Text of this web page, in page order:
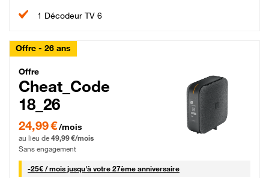
1 Décodeur TV 6
Offre - 26 ans
Cheat_Code Fibre_18_26
Offre
Cheat_Code
18_26
24,99 € par mois pendant 0 mois puis 49,99 € par mois, Sans engagement
24,99 €/mois
au lieu de 49,99 €/mois
Sans engagement
-25€ / mois25 € par mois
jusqu'à votre 27ème anniversaire